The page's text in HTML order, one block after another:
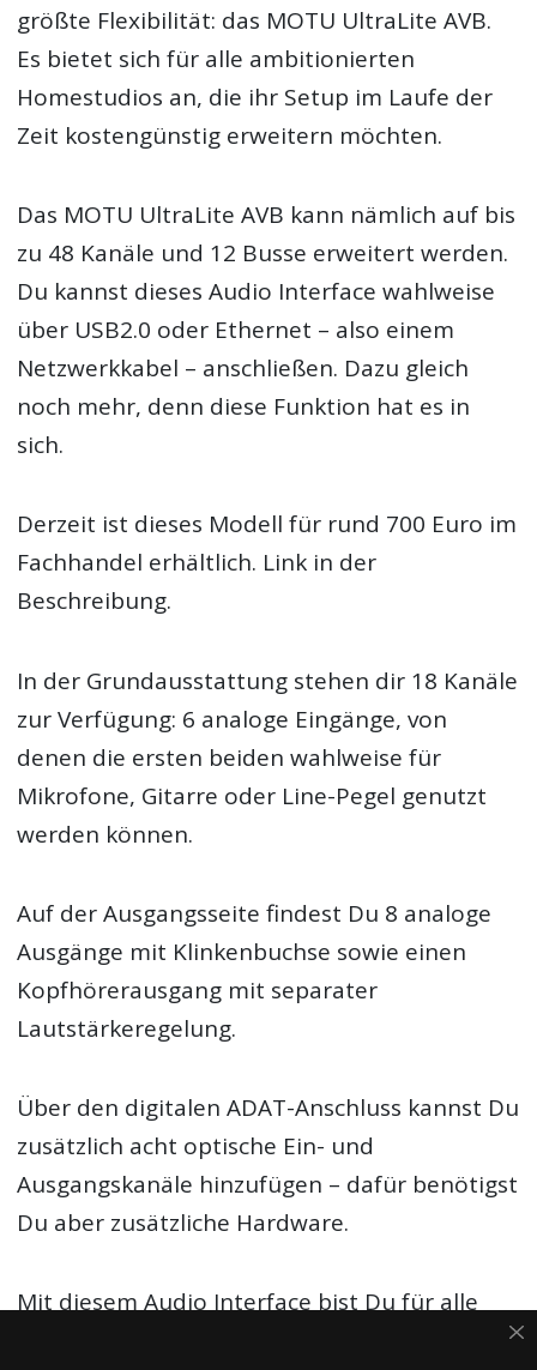
größte Flexibilität: das MOTU UltraLite AVB.
Es bietet sich für alle ambitionierten
Homestudios an, die ihr Setup im Laufe der
Zeit kostengünstig erweitern möchten.
Das MOTU UltraLite AVB kann nämlich auf bis
zu 48 Kanäle und 12 Busse erweitert werden.
Du kannst dieses Audio Interface wahlweise
über USB2.0 oder Ethernet – also einem
Netzwerkkabel – anschließen. Dazu gleich
noch mehr, denn diese Funktion hat es in
sich.
Derzeit ist dieses Modell für rund 700 Euro im
Fachhandel erhältlich. Link in der
Beschreibung.
In der Grundausstattung stehen dir 18 Kanäle
zur Verfügung: 6 analoge Eingänge, von
denen die ersten beiden wahlweise für
Mikrofone, Gitarre oder Line-Pegel genutzt
werden können.
Auf der Ausgangsseite findest Du 8 analoge
Ausgänge mit Klinkenbuchse sowie einen
Kopfhörerausgang mit separater
Lautstärkeregelung.
Über den digitalen ADAT-Anschluss kannst Du
zusätzlich acht optische Ein- und
Ausgangskanäle hinzufügen – dafür benötigst
Du aber zusätzliche Hardware.
Mit diesem Audio Interface bist Du für alle